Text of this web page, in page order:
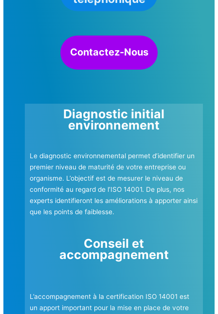
Contactez-Nous
Diagnostic initial
environnement
Le diagnostic environnemental permet d’identifier un
premier niveau de maturité de votre entreprise ou
organisme. L’objectif est de mesurer le niveau de
conformité au regard de l’ISO 14001. De plus, nos
experts identifieront les améliorations à apporter ainsi
que les points de faiblesse.
Conseil et
accompagnement
L’accompagnement à la certification ISO 14001 est
un apport important pour la mise en place de votre